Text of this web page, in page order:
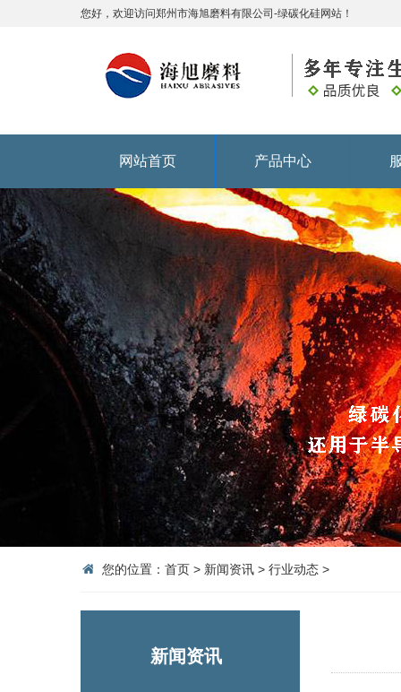
您好，欢迎访问郑州市海旭磨料有限公司-绿碳化硅网站！
网站首页 产品中心
您的位置： 首页 > 新闻资讯 > 行业动态 >
新闻资讯